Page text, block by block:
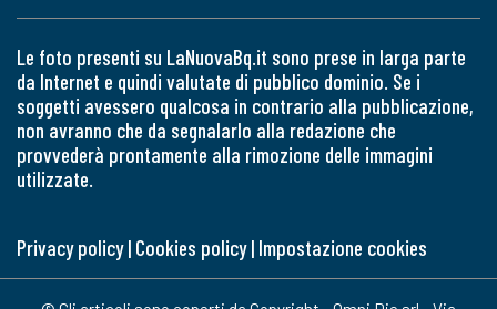
Le foto presenti su LaNuovaBq.it sono prese in larga parte
da Internet e quindi valutate di pubblico dominio. Se i
soggetti avessero qualcosa in contrario alla pubblicazione,
non avranno che da segnalarlo alla redazione che
provvederà prontamente alla rimozione delle immagini
utilizzate.
Privacy policy| Cookies policy| Impostazione cookies